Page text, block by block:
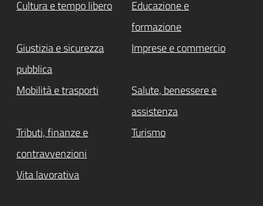
Cultura e tempo libero
Educazione e
formazione
Giustizia e sicurezza
pubblica
Imprese e commercio
Mobilità e trasporti
Salute, benessere e
assistenza
Tributi, finanze e
contravvenzioni
Turismo
Vita lavorativa